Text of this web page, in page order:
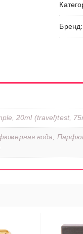
20ml (travel)test,
вода,